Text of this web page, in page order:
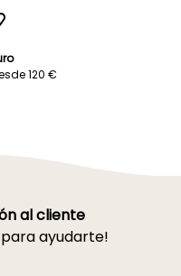
120 €
al cliente
para ayudarte!